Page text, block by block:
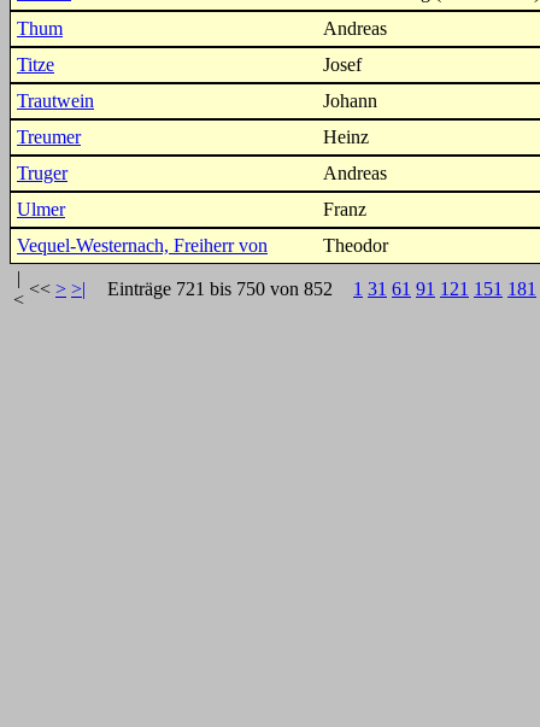
Thum
Andreas
Titze
Josef
Trautwein
Johann
Treumer
Heinz
Truger
Andreas
Ulmer
Franz
Vequel-Westernach, Freiherr von
Theodor
|
<
<< > >| Einträge 721 bis 750 von 852 1 31 61 91 121 151 181